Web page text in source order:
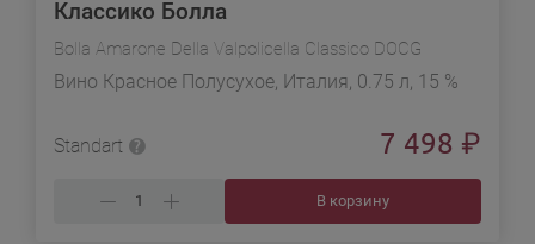
Классико Болла
Bolla Amarone Della Valpolicella Classico DOCG
Вино Красное Полусухое, Италия, 0.75 л, 15 %
Standart 7 498 ₽
В корзину